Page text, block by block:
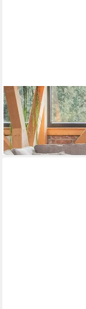
GUTMANN FACTORY
Couchtisch Grace
100 x 47 x 74 cm B/H/T
679,99 €
lieferbar in 2 Wochen